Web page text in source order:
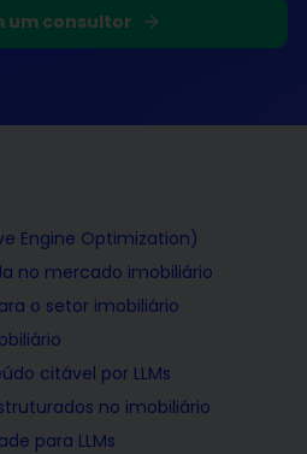
um consultor
Engine Optimization)
no mercado imobiliário
o setor imobiliário
citável por LLMs
no imobiliário
para LLMs